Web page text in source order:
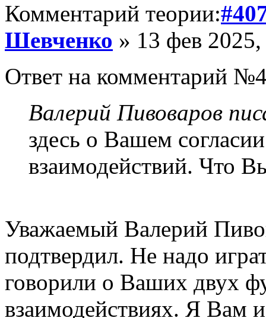
Комментарий теории:
Шевченко » 13 фев
Ответ на комментарий
Валерий Пивоваров
здесь о Вашем
взаимодействий. Что
Уважаемый Валерий
подтвердил. Не надо
говорили о Ваших двух
взаимодействиях. Я Вам